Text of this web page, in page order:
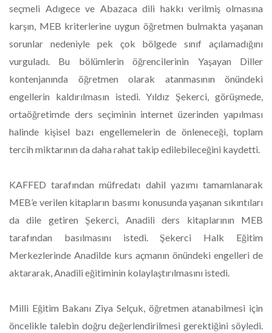
seçmeli Adıgece ve Abazaca dili hakkı verilmiş olmasına
karşın, MEB kriterlerine uygun öğretmen bulmakta yaşanan
sorunlar nedeniyle pek çok bölgede sınıf açılamadığını
vurguladı. Bu bölümlerin öğrencilerinin Yaşayan Diller
kontenjanında öğretmen olarak atanmasının önündeki
engellerin kaldırılmasın istedi. Yıldız Şekerci, görüşmede,
ortaöğretimde ders seçiminin internet üzerinden yapılması
halinde kişisel bazı engellemelerin de önleneceği, toplam
tercih miktarının da daha rahat takip edilebileceğini kaydetti.
KAFFED tarafından müfredatı dahil yazımı tamamlanarak
MEB’e verilen kitapların basımı konusunda yaşanan sıkıntıları
da dile getiren Şekerci, Anadili ders kitaplarının MEB
tarafından basılmasını istedi. Şekerci Halk Eğitim
Merkezlerinde Anadilde kurs açmanın önündeki engelleri de
aktararak, Anadili eğitiminin kolaylaştırılmasını istedi.
Milli Eğitim Bakanı Ziya Selçuk, öğretmen atanabilmesi için
öncelikle talebin doğru değerlendirilmesi gerektiğini söyledi.